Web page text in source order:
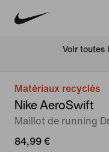
Voir toutes
Matériaux recyclés
Nike AeroSwift
Maillot de running
84,99 €